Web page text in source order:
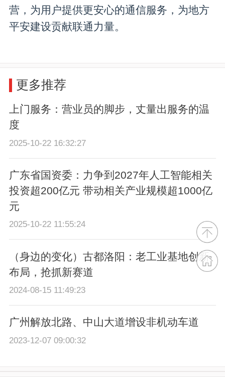
营，为用户提供更安心的通信服务，为地方
平安建设贡献联通力量。
更多推荐
上门服务：营业员的脚步，丈量出服务的温
度
2025-10-22 16:32:27
广东省国资委：力争到2027年人工智能相关
投资超200亿元 带动相关产业规模超1000亿
元
2025-10-22 11:55:24
（身边的变化）古都洛阳：老工业基地创新
布局，抢抓新赛道
2024-08-15 11:49:23
广州解放北路、中山大道增设非机动车道
2023-12-07 09:00:32